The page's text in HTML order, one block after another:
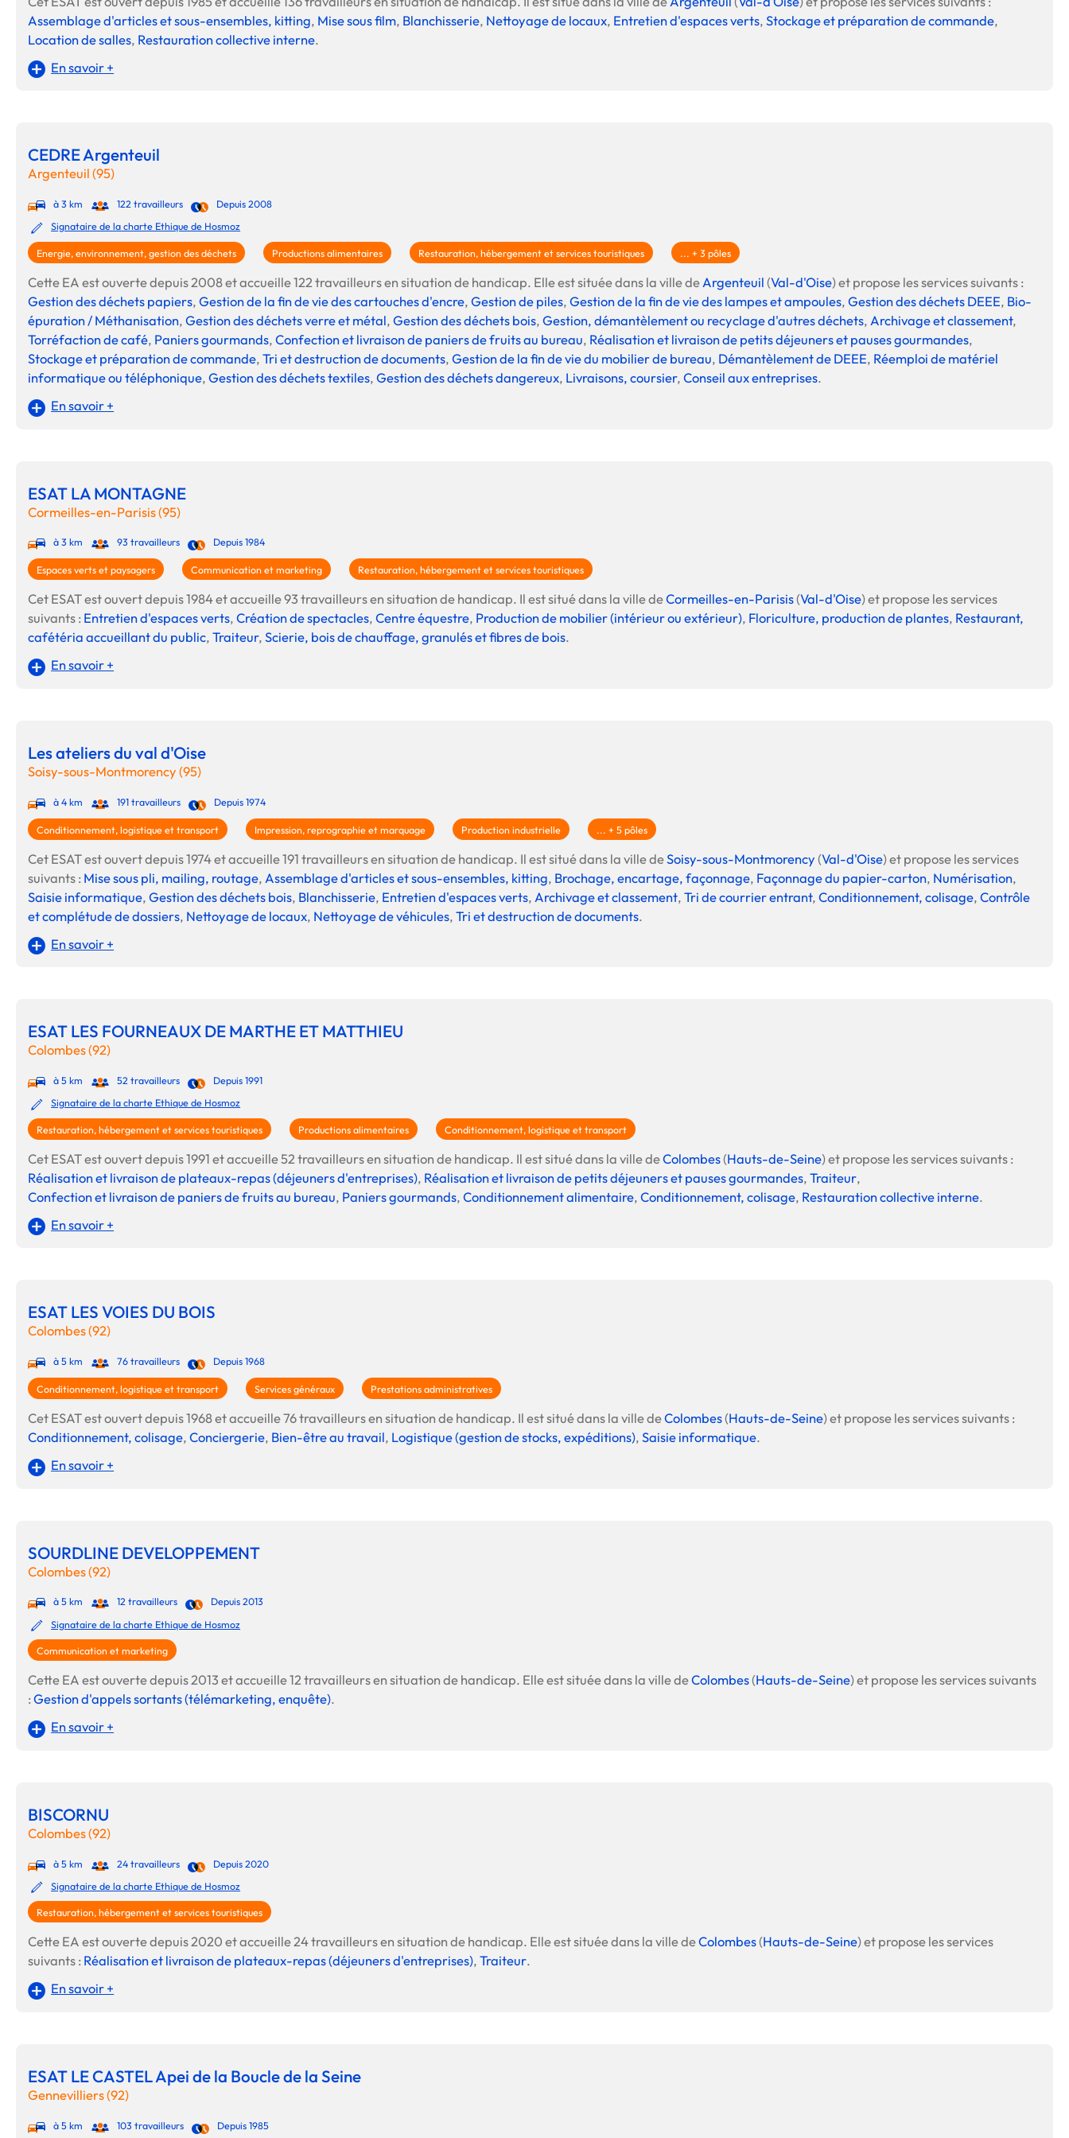
Offre spéciale Groupement
Assemblage d'articles et sous-ensembles, kitting, Mise sous film, Blanchisserie, Nettoyage de locaux, Entretien d'espaces verts,Stockage et préparation de commande,
Location de salles, Restauration collective interne.
En savoir +
CEDRE Argenteuil
Argenteuil (95)
à 3 km 122 travailleurs
Depuis 2008
Signataire de la charte Ethique de Hosmoz
Energie, environnement, gestion des déchets Productions alimentaires Restauration, hébergement et services touristiques ... + 3 pôles
Cette EA est ouverte depuis 2008 et accueille 122 travailleurs en situation de handicap. Elle est située dans la ville deArgenteuil(Val-d'Oise) et propose les services suivants :
Gestion des déchets papiers,Gestion de la fin de vie des cartouches d'encre,Gestion de piles,Gestion de la fin de vie des lampes et ampoules,Gestion des déchets DEEE, Bio-
épuration / Méthanisation,Gestion des déchets verre et métal,Gestion des déchets bois,Gestion, démantèlement ou recyclage d'autres déchets, Archivage et classement,
Torréfaction de café, Paniers gourmands,Confection et livraison de paniers de fruits au bureau, Réalisation et livraison de petits déjeuners et pauses gourmandes,
Stockage et préparation de commande,Tri et destruction de documents,Gestion de la fin de vie du mobilier de bureau, Démantèlement de DEEE, Réemploi de matériel
informatique ou téléphonique,Gestion des déchets textiles,Gestion des déchets dangereux, Livraisons, coursier,Conseil aux entreprises.
En savoir +
ESAT LA MONTAGNE
Cormeilles-en-Parisis (95)
à 3 km 93 travailleurs Depuis 1984
Espaces verts et paysagers Communication et marketing Restauration, hébergement et services touristiques
Cet ESAT est ouvert depuis 1984 et accueille 93 travailleurs en situation de handicap. Il est situé dans la ville deCormeilles-en-Parisis(Val-d'Oise) et propose les services
suivants : Entretien d'espaces verts,Création de spectacles,Centre équestre, Production de mobilier (intérieur ou extérieur), Floriculture, production de plantes, Restaurant,
cafétéria accueillant du public,Traiteur,Scierie, bois de chauffage, granulés et fibres de bois.
En savoir +
Les ateliers du val d'Oise
Soisy-sous-Montmorency (95)
à 4 km 191 travailleurs Depuis 1974
Conditionnement, logistique et transport Impression, reprographie et marquage Production industrielle ... + 5 pôles
Cet ESAT est ouvert depuis 1974 et accueille 191 travailleurs en situation de handicap. Il est situé dans la ville deSoisy-sous-Montmorency(Val-d'Oise) et propose les services
suivants : Mise sous pli, mailing, routage, Assemblage d'articles et sous-ensembles, kitting, Brochage, encartage, façonnage, Façonnage du papier-carton, Numérisation,
Saisie informatique,Gestion des déchets bois, Blanchisserie, Entretien d'espaces verts, Archivage et classement,Tri de courrier entrant,Conditionnement, colisage,Contrôle
et complétude de dossiers, Nettoyage de locaux, Nettoyage de véhicules,Tri et destruction de documents.
En savoir +
ESAT LES FOURNEAUX DE MARTHE ET MATTHIEU
Colombes (92)
à 5 km 52 travailleurs
Depuis 1991
Signataire de la charte Ethique de Hosmoz
Restauration, hébergement et services touristiques Productions alimentaires Conditionnement, logistique et transport
Cet ESAT est ouvert depuis 1991 et accueille 52 travailleurs en situation de handicap. Il est situé dans la ville deColombes(Hauts-de-Seine) et propose les services suivants :
Réalisation et livraison de plateaux-repas (déjeuners d'entreprises), Réalisation et livraison de petits déjeuners et pauses gourmandes,Traiteur,
Confection et livraison de paniers de fruits au bureau, Paniers gourmands,Conditionnement alimentaire,Conditionnement, colisage, Restauration collective interne.
En savoir +
ESAT LES VOIES DU BOIS
Colombes (92)
à 5 km 76 travailleurs Depuis 1968
Conditionnement, logistique et transport Services généraux Prestations administratives
Cet ESAT est ouvert depuis 1968 et accueille 76 travailleurs en situation de handicap. Il est situé dans la ville deColombes(Hauts-de-Seine) et propose les services suivants :
Conditionnement, colisage,Conciergerie, Bien-être au travail, Logistique (gestion de stocks, expéditions),Saisie informatique.
En savoir +
SOURDLINE DEVELOPPEMENT
Colombes (92)
à 5 km 12 travailleurs
Depuis 2013
Signataire de la charte Ethique de Hosmoz
Communication et marketing
Cette EA est ouverte depuis 2013 et accueille 12 travailleurs en situation de handicap. Elle est située dans la ville deColombes(Hauts-de-Seine) et propose les services suivants
:Gestion d'appels sortants (télémarketing, enquête).
En savoir +
BISCORNU
Colombes (92)
à 5 km 24 travailleurs
Depuis 2020
Signataire de la charte Ethique de Hosmoz
Restauration, hébergement et services touristiques
Cette EA est ouverte depuis 2020 et accueille 24 travailleurs en situation de handicap. Elle est située dans la ville deColombes(Hauts-de-Seine) et propose les services
suivants : Réalisation et livraison de plateaux-repas (déjeuners d'entreprises),Traiteur.
En savoir +
ESAT LE CASTEL Apei de la Boucle de la Seine
Gennevilliers (92)
à 5 km 103 travailleurs Depuis 1985